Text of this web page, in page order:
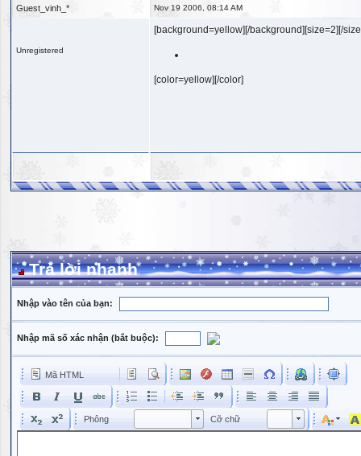
Guest_vinh_* Nov 19 2006, 08:14 AM
Unregistered
[background=yellow][/background][size=2][/
[color=yellow][/color]
Trả lời nhanh
Nhập vào tên của bạn:
Nhập mã số xác nhận (bắt buộc):
Mã HTML
Phông Phông Cỡ chữ Kích cỡ phông